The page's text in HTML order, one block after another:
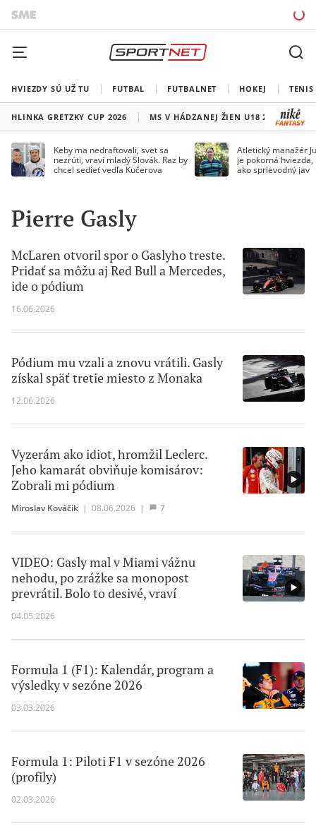
HVIEZDY SÚ UŽ TU FUTBAL FUTBALNET HOKEJ TENIS
HLINKA GRETZKY CUP 2026 MS V HÁDZANEJ ŽIEN U18 2026
Keby ma nedraftovali, svet sa
nezrúti, vraví mladý Slovák. Raz by
chcel sedieť vedľa Kučerova
Atletický manažér
je pokorná
ako sprievodný jav
Pierre Gasly
McLaren otvoril spor o Gaslyho treste.
Pridať sa môžu aj Red Bull a Mercedes,
ide o pódium
16.06.2026
Pódium mu vzali a znovu vrátili. Gasly
získal späť tretie miesto z Monaka
12.06.2026
Vyzerám ako idiot, hromžil Leclerc.
Jeho kamarát obviňuje komisárov:
Zobrali mi pódium
Miroslav Kováčik | 08.06.2026 | 7
VIDEO: Gasly mal v Miami vážnu
nehodu, po zrážke sa monopost
prevrátil. Bolo to desivé, vraví
04.05.2026
Formula 1 (F1): Kalendár, program a
výsledky v sezóne 2026
03.03.2026
Formula 1: Piloti F1 v sezóne 2026
(profily)
02.03.2026